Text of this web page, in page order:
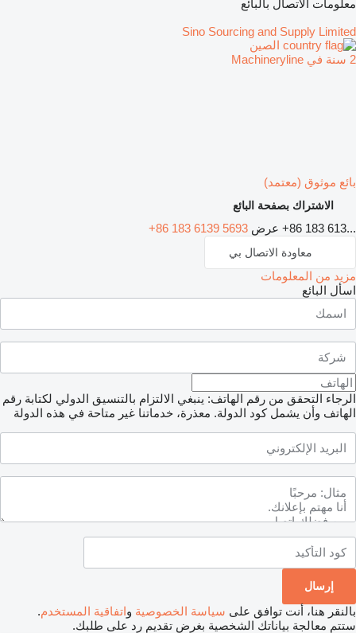
معلومات الاتصال بالبائع
Sino Sourcing and Supply Limited
الصين
2 سنة في Machineryline
بائع موثوق (معتمد)
الاشتراك بصفحة البائع
+86 183 613... عرض +86 183 6139 5693
معاودة الاتصال بي
مزيد من المعلومات
اسأل البائع
الرجاء التحقق من رقم الهاتف: ينبغي الالتزام بالتنسيق الدولي لكتابة رقم
الهاتف وأن يشمل كود الدولة. معذرة، خدماتنا غير متاحة في هذه الدولة
بالنقر هنا، أنت توافق على سياسة الخصوصية واتفاقية المستخدم.
ستتم معالجة بياناتك الشخصية بغرض تقديم رد على طلبك.